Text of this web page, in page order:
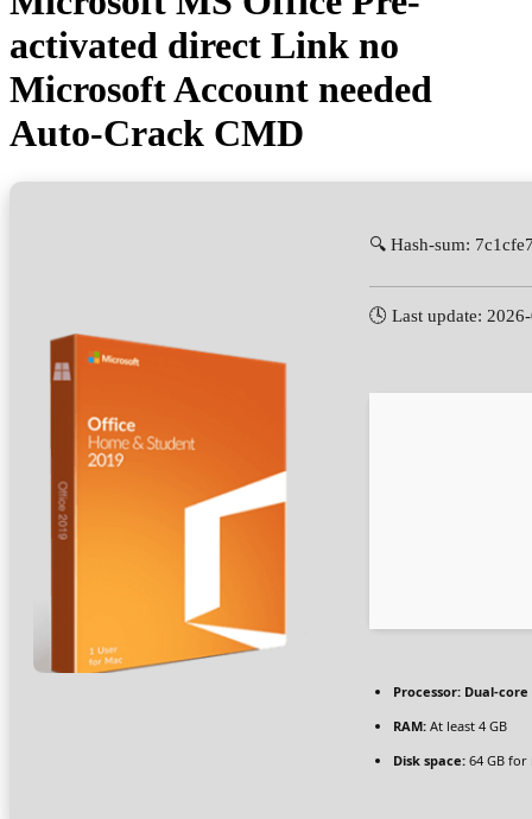
activated direct Link no
Microsoft Account needed
Auto-Crack CMD
🔍 Hash-sum:
🕓 Last update:
Processor: Dual-
RAM: At least 4 GB
Disk space: 64 GB for